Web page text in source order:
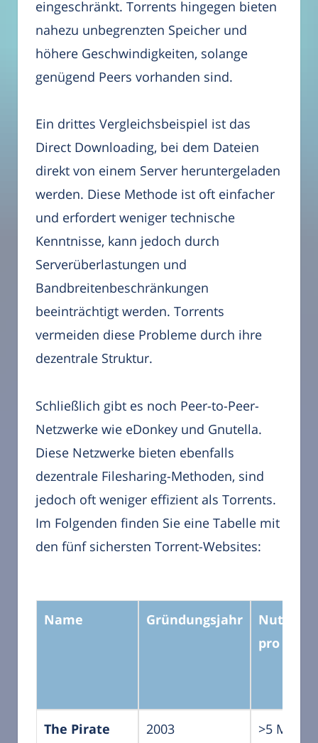
eingeschränkt. Torrents hingegen bieten
nahezu unbegrenzten Speicher und
höhere Geschwindigkeiten, solange
genügend Peers vorhanden sind.
Ein drittes Vergleichsbeispiel ist das
Direct Downloading, bei dem Dateien
direkt von einem Server heruntergeladen
werden. Diese Methode ist oft einfacher
und erfordert weniger technische
Kenntnisse, kann jedoch durch
Serverüberlastungen und
Bandbreitenbeschränkungen
beeinträchtigt werden. Torrents
vermeiden diese Probleme durch ihre
dezentrale Struktur.
Schließlich gibt es noch Peer-to-Peer-
Netzwerke wie eDonkey und Gnutella.
Diese Netzwerke bieten ebenfalls
dezentrale Filesharing-Methoden, sind
jedoch oft weniger effizient als Torrents.
Im Folgenden finden Sie eine Tabelle mit
den fünf sichersten Torrent-Websites:
Name Gründungsjahr
pro
The Pirate
2003 >5